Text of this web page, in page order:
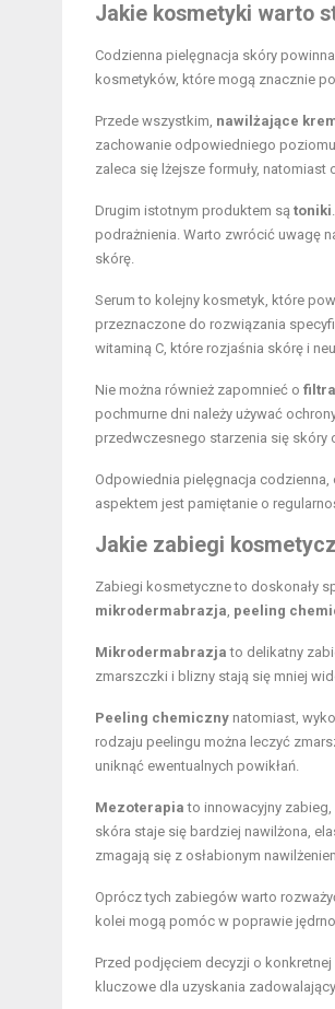
Jakie kosmetyki warto
Codzienna pielęgnacja skóry
kosmetyków, które mogą znacznie
Przede wszystkim, nawilżające
zachowanie odpowiedniego
zaleca się lżejsze formuły,
Drugim istotnym produktem są toniki
podrażnienia. Warto zwrócić uwagę
skórę.
Serum to kolejny kosmetyk, które
przeznaczone do rozwiązania
witaminą C, które rozjaśnia skórę i
Nie można również zapomnieć o
pochmurne dni należy używać
przedwczesnego starzenia się skóry
Odpowiednia pielęgnacja
aspektem jest pamiętanie o
Jakie zabiegi
Zabiegi kosmetyczne to doskonały
mikrodermabrazja, peeling
Mikrodermabrazja to delikatny
zmarszczki i blizny stają się mniej
Peeling chemiczny natomiast,
rodzaju peelingu można leczyć
uniknąć ewentualnych powikłań.
Mezoterapia to innowacyjny
skóra staje się bardziej nawilżona,
zmagają się z osłabionym
Oprócz tych zabiegów warto
kolei mogą pomóc w poprawie
Przed podjęciem decyzji o
kluczowe dla uzyskania